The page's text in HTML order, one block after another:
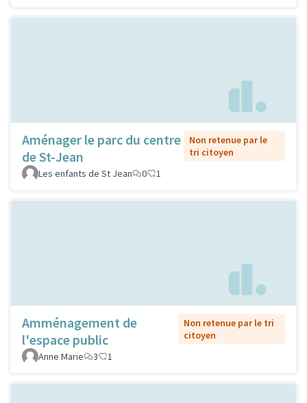
Aménager le parc du centre
de St-Jean
Non retenue par le
tri citoyen
Les enfants de St Jean
0 1
Amménagement de
l'espace public
Non retenue par le tri
citoyen
Anne Marie
3 1